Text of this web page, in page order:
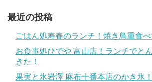
最近の投稿
ごはん処寿春のランチ！焼き鳥重食べ
お食事処ひでや 富山店！ランチでと
きた！
果実と氷岩澤 麻布十番本店のかき氷